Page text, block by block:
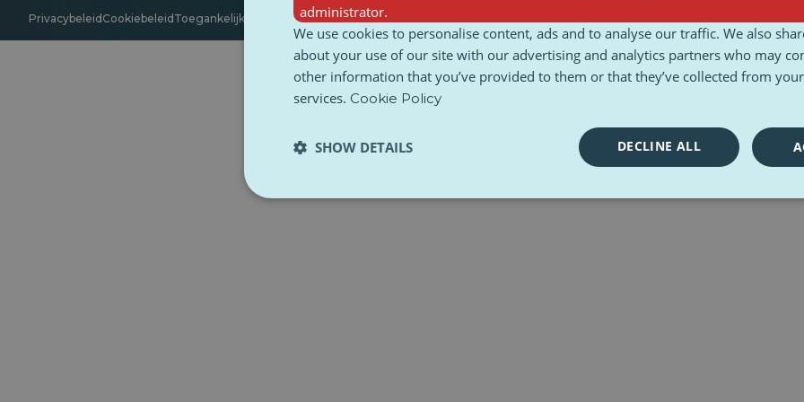
Privacybeleid Cookiebeleid Toegankelijkheid Algemene voorwaarden
administrator.
We use cookies to personalise content, ads and to analyse our traffic. We also
about your use of our site with our advertising and analytics partners who may
other information that you’ve provided to them or that they’ve collected from
services. Cookie Policy
DECLINE ALL
SHOW DETAILS